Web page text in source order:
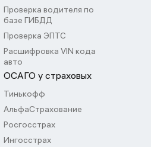
Проверка водителя по
базе ГИБДД
Проверка ЭПТС
Расшифровка VIN кода
авто
ОСАГО у страховых
Тинькофф
АльфаСтрахование
Росгосстрах
Ингосстрах